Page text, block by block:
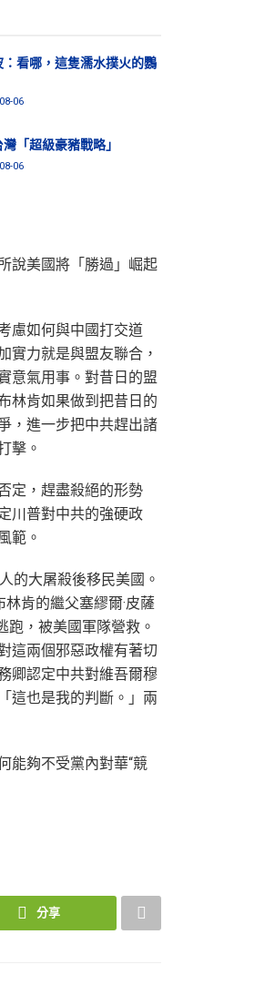
：看哪，這隻濡水撲火的鸚
06
「超級豪豬戰略」
06
說美國將「勝過」崛起
慮如何與中國打交道
實力就是與盟友聯合，
意氣用事。對昔日的盟
林肯如果做到把昔日的
，進一步把中共趕出諸
擊。
定，趕盡殺絕的形勢
川普對中共的強硬政
範。
的大屠殺後移民美國。
肯的繼父塞繆爾·皮薩
，被美國軍隊營救。
這兩個邪惡政權有著切
卿認定中共對維吾爾穆
這也是我的判斷。」兩
能夠不受黨內對華“競
分享